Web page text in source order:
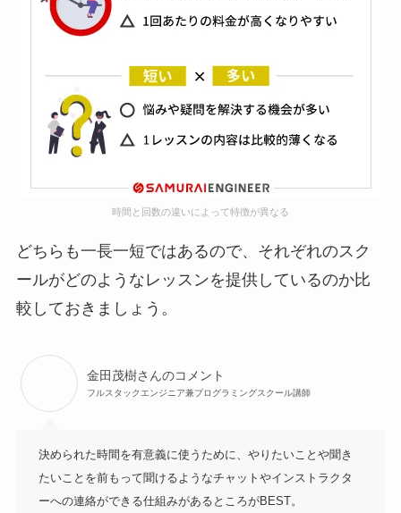
時間と回数の違いによって特徴が異なる
どちらも一長一短ではあるので、それぞれのスク
ールがどのようなレッスンを提供しているのか比
較しておきましょう。
金田茂樹さんのコメント
フルスタックエンジニア兼プログラミングスクール講師
決められた時間を有意義に使うために、やりたいことや聞き
たいことを前もって聞けるようなチャットやインストラクタ
ーへの連絡ができる仕組みがあるところがBEST。